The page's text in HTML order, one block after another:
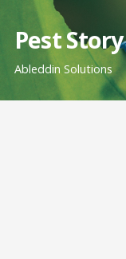
Pest
Ableddin Solutions